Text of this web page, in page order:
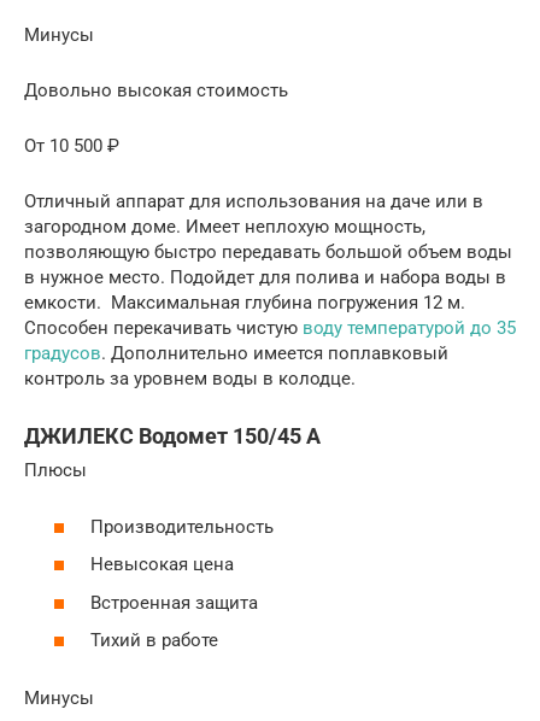
Минусы
Довольно высокая стоимость
От 10 500 ₽
Отличный аппарат для использования на даче или в
загородном доме. Имеет неплохую мощность,
позволяющую быстро передавать большой объем воды
в нужное место. Подойдет для полива и набора воды в
емкости. Максимальная глубина погружения 12 м.
Способен перекачивать чистую воду температурой до 35
градусов. Дополнительно имеется поплавковый
контроль за уровнем воды в колодце.
ДЖИЛЕКС Водомет 150/45 А
Плюсы
Производительность
Невысокая цена
Встроенная защита
Тихий в работе
Минусы